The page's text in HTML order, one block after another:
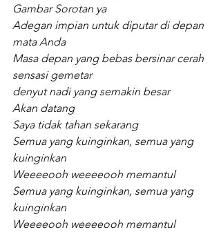
Gambar Sorotan ya
Adegan impian untuk diputar di depan
mata Anda
Masa depan yang bebas bersinar cerah
sensasi gemetar
denyut nadi yang semakin besar
Akan datang
Saya tidak tahan sekarang
Semua yang kuinginkan, semua yang
kuinginkan
Weeeeooh weeeeooh memantul
Semua yang kuinginkan, semua yang
kuinginkan
Weeeeooh weeeeooh memantul